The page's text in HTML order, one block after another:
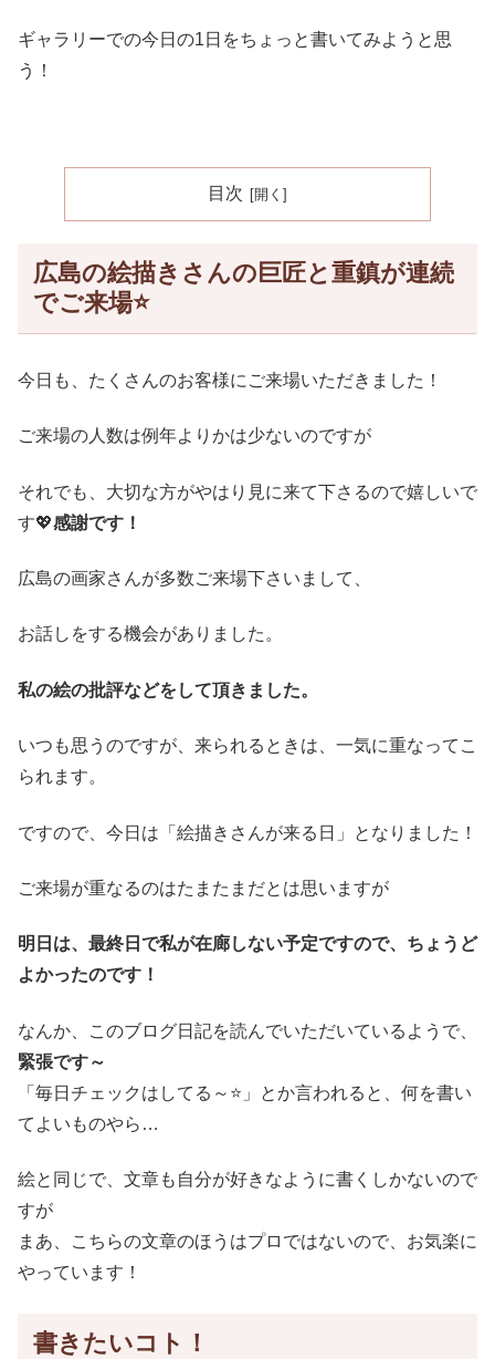
ギャラリーでの今日の1日をちょっと書いてみようと思
う！
目次
広島の絵描きさんの巨匠と重鎮が連続
でご来場⭐
今日も、たくさんのお客様にご来場いただきました！
ご来場の人数は例年よりかは少ないのですが
それでも、大切な方がやはり見に来て下さるので嬉しいで
す💖感謝です！
広島の画家さんが多数ご来場下さいまして、
お話しをする機会がありました。
私の絵の批評などをして頂きました。
いつも思うのですが、来られるときは、一気に重なってこ
られます。
ですので、今日は「絵描きさんが来る日」となりました！
ご来場が重なるのはたまたまだとは思いますが
明日は、最終日で私が在廊しない予定ですので、ちょうど
よかったのです！
なんか、このブログ日記を読んでいただいているようで、
緊張です～
「毎日チェックはしてる～⭐」とか言われると、何を書い
てよいものやら…
絵と同じで、文章も自分が好きなように書くしかないので
すが
まあ、こちらの文章のほうはプロではないので、お気楽に
やっています！
書きたいコト！